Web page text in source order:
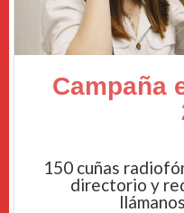
Campaña
150 cuñas
directorio y